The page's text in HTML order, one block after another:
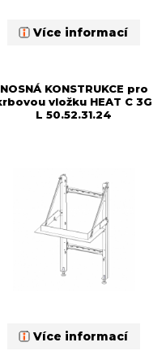
Více informací
NOSNÁ KONSTRUKCE pro
vložku HEAT C 3G
L 50.52.31.24
Více informací